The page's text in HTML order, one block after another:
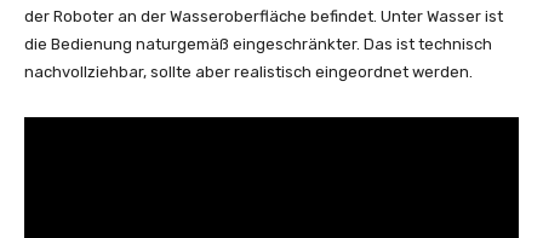
der Roboter an der Wasseroberfläche befindet. Unter Wasser ist
die Bedienung naturgemäß eingeschränkter. Das ist technisch
nachvollziehbar, sollte aber realistisch eingeordnet werden.